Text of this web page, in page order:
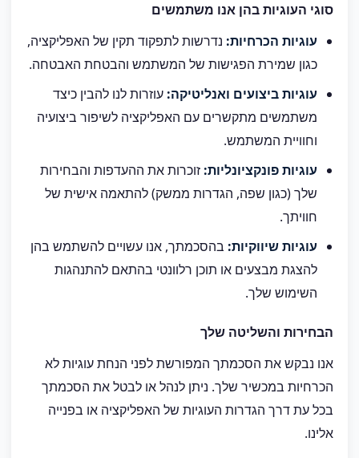
סוגי העוגיות בהן אנו משתמשים
עוגיות הכרחיות: נדרשות לתפקוד תקין של האפליקציה,
כגון שמירת הפגישות של המשתמש והבטחת האבטחה.
עוגיות ביצועים ואנליטיקה: עוזרות לנו להבין כיצד
משתמשים מתקשרים עם האפליקציה לשיפור ביצועיה
וחוויית המשתמש.
עוגיות פונקציונליות: זוכרות את ההעדפות והבחירות
שלך (כגון שפה, הגדרות ממשק) להתאמה אישית של
חוויתך.
עוגיות שיווקיות: בהסכמתך, אנו עשויים להשתמש בהן
להצגת מבצעים או תוכן רלוונטי בהתאם להתנהגות
השימוש שלך.
הבחירות והשליטה שלך
אנו נבקש את הסכמתך המפורשת לפני הנחת עוגיות לא
הכרחיות במכשיר שלך. ניתן לנהל או לבטל את הסכמתך
בכל עת דרך הגדרות העוגיות של האפליקציה או בפנייה
אלינו.